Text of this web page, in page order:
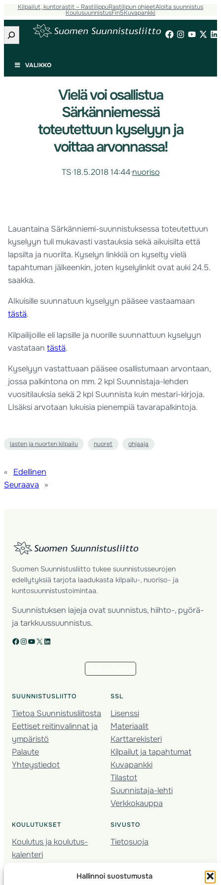
Hallinnoi suostumusta
Kilpailut, kuntorastit – RastilippuRastilipun ohjeetAloita suunnistus
KoulusuunnistusFin5Kuvapankki
Etsi
VALIKKO
Vielä voi osallistua
Särkänniemessä
toteutettuun kyselyyn ja
voittaa arvonnassa!
TS·18.5.2018 14:44·nuoriso
Lauantaina Särkänniemi-suunnistuksessa toteutettuun
kyselyyn tuli mukavasti vastauksia sekä aikuisilta että
lapsilta ja nuorilta. Kyselyn linkkiä on kyselty vielä
tapahtuman jälkeenkin, joten kyselylinkit ovat auki 24.5.
saakka.
AIkuisille suunnatuun kyselyyn pääsee vastaamaan
tästä.
Kilpailijoille eli lapsille ja nuorille suunnattuun kyselyyn
vastataantästä.
Kyselyyn vastattuaan pääsee osallistumaan arvontaan,
jossa palkintona on mm. 2 kpl Suunnistaja-lehden
vuositilauksia sekä 2 kpl Suunnista kuin mestari-kirjoja.
LIsäksi arvotaan lukuisia pienempiä tavarapalkintoja.
lasten ja nuorten kilpailu nuoret ohjaaja
«
Edellinen
Seuraava
»
Suomen Suunnistusliitto tukee suunnistusseurojen
edellytyksiä tarjota laadukasta kilpailu-, nuoriso- ja
kuntosuunnistustoimintaa.
Suunnistuksen lajeja ovat suunnistus, hiihto-, pyörä-
ja tarkkuussuunnistus.
Facebook Instagram YouTube X LinkedIn
SUUNNISTUSLIITTO
Tietoa Suunnistusliitosta
Eettiset reitinvalinnat ja
ympäristö
Palaute
Yhteystiedot
SSL
Lisenssi
Materiaalit
Karttarekisteri
Kilpailut ja tapahtumat
Kuvapankki
Tilastot
Suunnistaja-lehti
Verkkokauppa
KOULUTUKSET
Koulutus ja koulutus­
kalenteri
Seura­kehittäminen
SIVUSTO
Tietosuoja